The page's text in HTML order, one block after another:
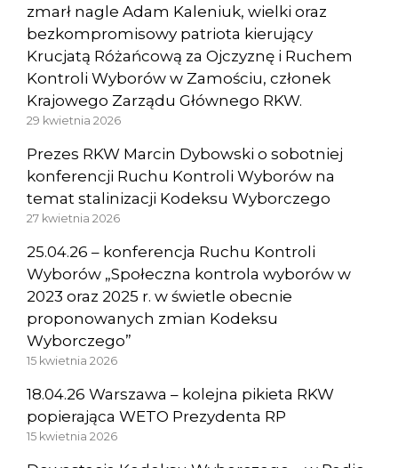
zmarł nagle Adam Kaleniuk, wielki oraz
bezkompromisowy patriota kierujący
Krucjatą Różańcową za Ojczyznę i Ruchem
Kontroli Wyborów w Zamościu, członek
Krajowego Zarządu Głównego RKW.
29 kwietnia 2026
Prezes RKW Marcin Dybowski o sobotniej
konferencji Ruchu Kontroli Wyborów na
temat stalinizacji Kodeksu Wyborczego
27 kwietnia 2026
25.04.26 – konferencja Ruchu Kontroli
Wyborów „Społeczna kontrola wyborów w
2023 oraz 2025 r. w świetle obecnie
proponowanych zmian Kodeksu
Wyborczego”
15 kwietnia 2026
18.04.26 Warszawa – kolejna pikieta RKW
popierająca WETO Prezydenta RP
15 kwietnia 2026